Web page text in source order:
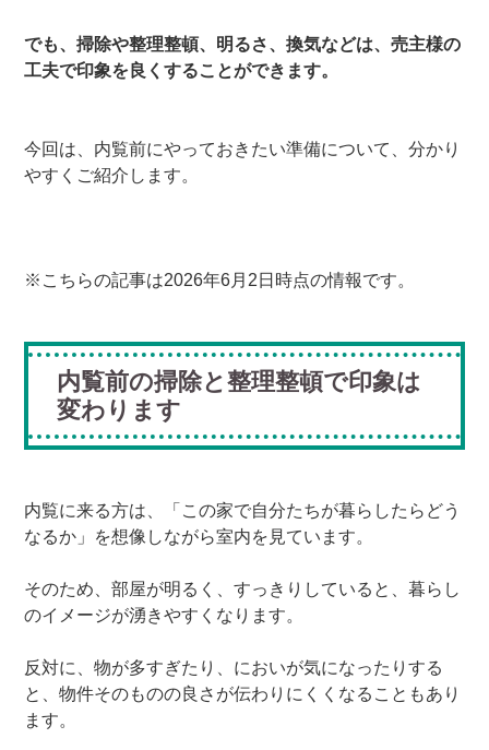
でも、掃除や整理整頓、明るさ、換気などは、売主様の
工夫で印象を良くすることができます。
今回は、内覧前にやっておきたい準備について、分かり
やすくご紹介します。
※こちらの記事は2026年6月2日時点の情報です。
内覧前の掃除と整理整頓で印象は
変わります
内覧に来る方は、「この家で自分たちが暮らしたらどう
なるか」を想像しながら室内を見ています。
そのため、部屋が明るく、すっきりしていると、暮らし
のイメージが湧きやすくなります。
反対に、物が多すぎたり、においが気になったりする
と、物件そのものの良さが伝わりにくくなることもあり
ます。